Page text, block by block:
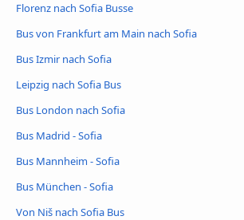
Florenz nach Sofia Busse
Bus von Frankfurt am Main nach Sofia
Bus Izmir nach Sofia
Leipzig nach Sofia Bus
Bus London nach Sofia
Bus Madrid - Sofia
Bus Mannheim - Sofia
Bus München - Sofia
Von Niš nach Sofia Bus